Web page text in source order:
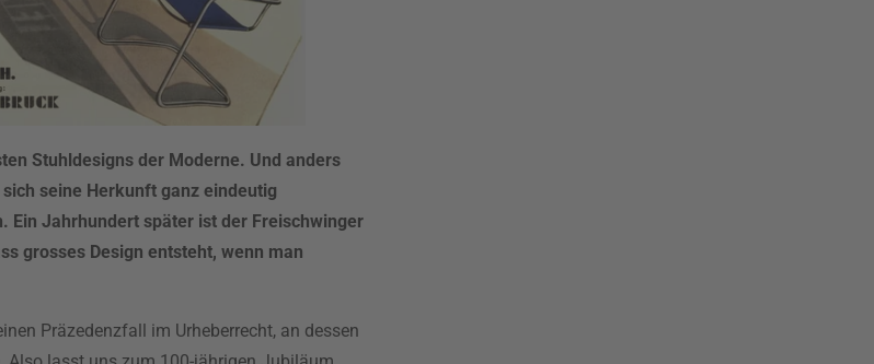
Stuhldesigns der Moderne. Und anders
seine Herkunft ganz eindeutig
Ein Jahrhundert später ist der Freischwinger
grosses Design entsteht, wenn man
Präzedenzfall im Urheberrecht, an dessen